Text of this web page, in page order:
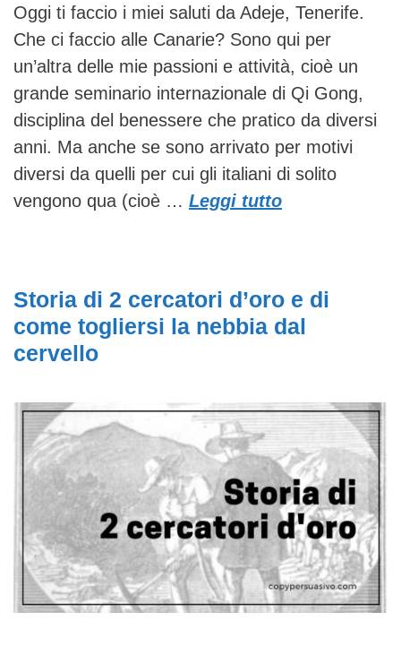
Oggi ti faccio i miei saluti da Adeje, Tenerife.
Che ci faccio alle Canarie? Sono qui per
un’altra delle mie passioni e attività, cioè un
grande seminario internazionale di Qi Gong,
disciplina del benessere che pratico da diversi
anni. Ma anche se sono arrivato per motivi
diversi da quelli per cui gli italiani di solito
vengono qua (cioè … Leggi tutto
Storia di 2 cercatori d’oro e di
come togliersi la nebbia dal
cervello